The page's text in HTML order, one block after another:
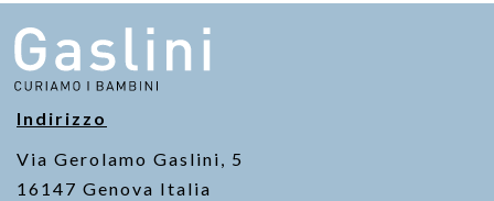
o
o
k
p
p
Indirizzo
Via Gerolamo Gaslini, 5
16147 Genova Italia